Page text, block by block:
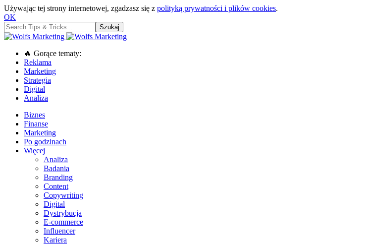
Używając tej strony internetowej, zgadzasz się z polityką prywatności i plików cookies.
OK
🔥 Gorące tematy:
Reklama
Marketing
Strategia
Digital
Analiza
Biznes
Finanse
Marketing
Po godzinach
Więcej
Analiza
Badania
Branding
Content
Copywriting
Digital
Dystrybucja
E-commerce
Influencer
Kariera